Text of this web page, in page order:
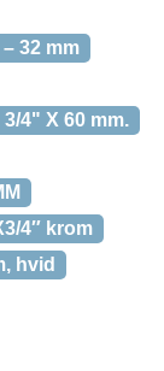
32 mm
4" X 60 mm.
4″ krom
hvid